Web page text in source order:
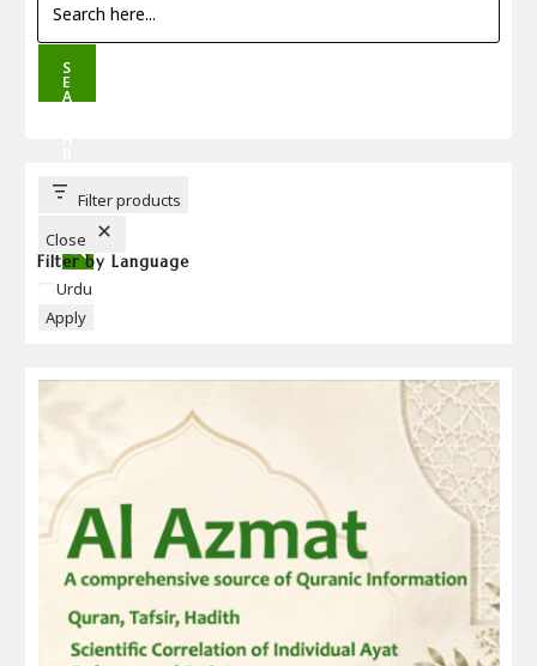
S
E
A
T
T
Filter products
Close
Filter by Language
Language
Urdu
Apply